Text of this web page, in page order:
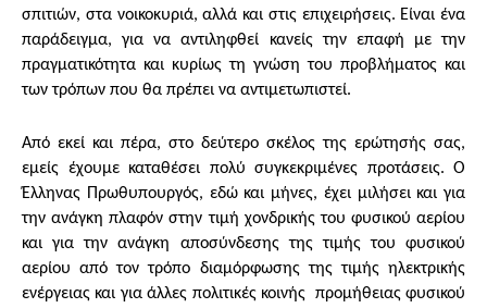
σπιτιών, στα νοικοκυριά, αλλά και στις επιχειρήσεις. Είναι ένα
παράδειγμα, για να αντιληφθεί κανείς την επαφή με την
πραγματικότητα και κυρίως τη γνώση του προβλήματος και
των τρόπων που θα πρέπει να αντιμετωπιστεί.
Από εκεί και πέρα, στο δεύτερο σκέλος της ερώτησής σας,
εμείς έχουμε καταθέσει πολύ συγκεκριμένες προτάσεις. Ο
Έλληνας Πρωθυπουργός, εδώ και μήνες, έχει μιλήσει και για
την ανάγκη πλαφόν στην τιμή χονδρικής του φυσικού αερίου
και για την ανάγκη αποσύνδεσης της τιμής του φυσικού
αερίου από τον τρόπο διαμόρφωσης της τιμής ηλεκτρικής
ενέργειας και για άλλες πολιτικές κοινής προμήθειας φυσικού